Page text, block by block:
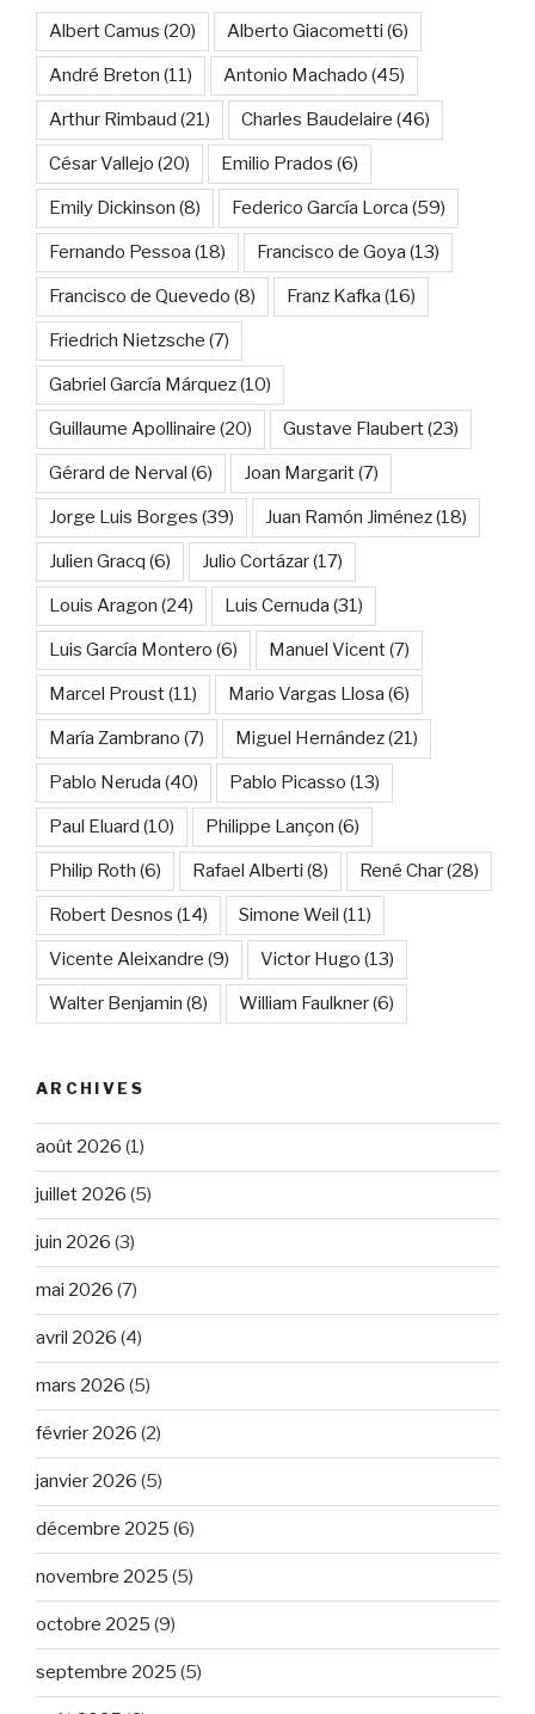
Albert Camus (20) Alberto Giacometti (6)
André Breton (11) Antonio Machado (45)
Arthur Rimbaud (21) Charles Baudelaire (46)
César Vallejo (20) Emilio Prados (6)
Emily Dickinson (8) Federico García Lorca (59)
Fernando Pessoa (18) Francisco de Goya (13)
Francisco de Quevedo (8) Franz Kafka (16)
Friedrich Nietzsche (7)
Gabriel García Márquez(10)
Guillaume Apollinaire (20) Gustave Flaubert(23)
Gérard de Nerval (6) Joan Margarit(7)
Jorge Luis Borges (39) Juan Ramón Jiménez(18)
Julien Gracq (6) Julio Cortázar(17)
Louis Aragon (24) Luis Cernuda (31)
Luis García Montero (6) Manuel Vicent(7)
Marcel Proust(11) Mario Vargas Llosa (6)
María Zambrano (7) Miguel Hernández(21)
Pablo Neruda (40) Pablo Picasso (13)
Paul Eluard (10) Philippe Lançon (6)
Philip Roth (6) Rafael Alberti (8) René Char(28)
Robert Desnos (14) Simone Weil (11)
Vicente Aleixandre (9) Victor Hugo (13)
Walter Benjamin (8) William Faulkner(6)
ARCHIVES
août 2026 (1)
juillet 2026 (5)
juin 2026 (3)
mai 2026 (7)
avril 2026 (4)
mars 2026 (5)
février 2026 (2)
janvier 2026 (5)
décembre 2025 (6)
novembre 2025 (5)
octobre 2025 (9)
septembre 2025 (5)